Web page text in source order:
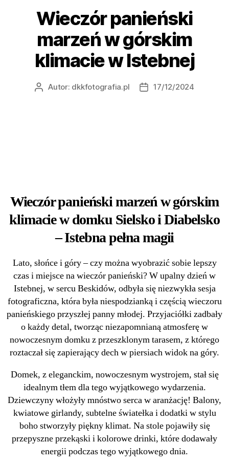
Wieczór panieński
marzeń w górskim
klimacie w Istebnej
Autor: dkkfotografia.pl 17/12/2024
Wieczór panieński marzeń w górskim
klimacie w domku Sielsko i Diabelsko
– Istebna pełna magii
Lato, słońce i góry – czy można wyobrazić sobie lepszy
czas i miejsce na wieczór panieński? W upalny dzień w
Istebnej, w sercu Beskidów, odbyła się niezwykła sesja
fotograficzna, która była niespodzianką i częścią wieczoru
panieńskiego przyszłej panny młodej. Przyjaciółki zadbały
o każdy detal, tworząc niezapomnianą atmosferę w
nowoczesnym domku z przeszklonym tarasem, z którego
roztaczał się zapierający dech w piersiach widok na góry.
Domek, z eleganckim, nowoczesnym wystrojem, stał się
idealnym tłem dla tego wyjątkowego wydarzenia.
Dziewczyny włożyły mnóstwo serca w aranżację! Balony,
kwiatowe girlandy, subtelne światełka i dodatki w stylu
boho stworzyły piękny klimat. Na stole pojawiły się
przepyszne przekąski i kolorowe drinki, które dodawały
energii podczas tego wyjątkowego dnia.